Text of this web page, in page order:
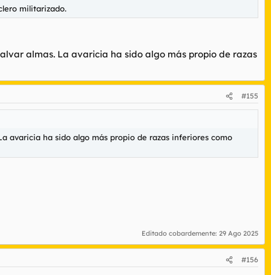
militarizado.
almas. La avaricia ha sido algo más propio de razas
#155
avaricia ha sido algo más propio de razas inferiores como
Editado cobardemente: 29 Ago 2025
#156